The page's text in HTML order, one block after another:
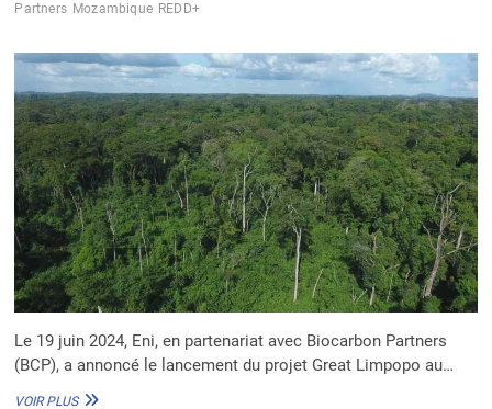
Partners Mozambique REDD+
Le 19 juin 2024, Eni, en partenariat avec Biocarbon Partners
(BCP), a annoncé le lancement du projet Great Limpopo au…
VOIR PLUSMOZAMBIQUE